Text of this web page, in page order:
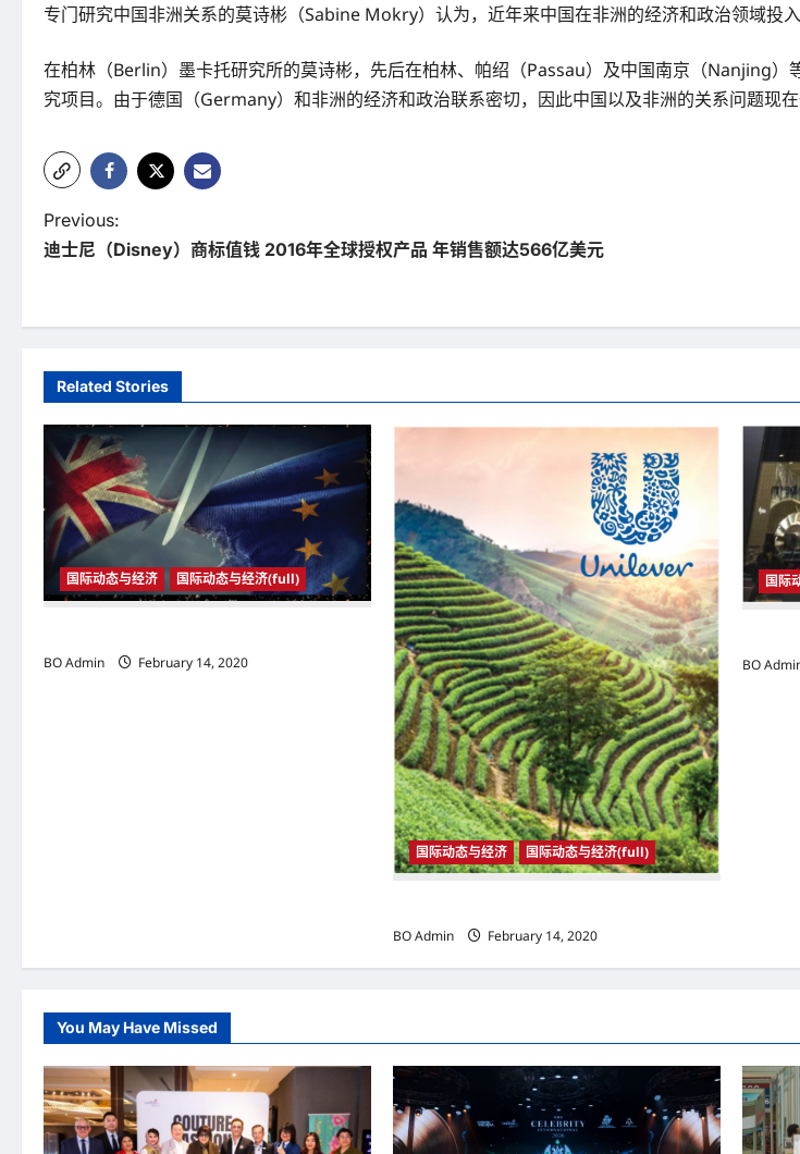
专门研究中国非洲关系的莫诗彬（Sabine Mokry）认为，近年来中国在非洲的经济和政治领域投
在柏林（Berlin）墨卡托研究所的莫诗彬，先后在柏林、帕绍（Passau）及中国南京（Nanjing
究项目。由于德国（Germany）和非洲的经济和政治联系密切，因此中国以及非洲的关系问题现在
P
o
n
a
v
g
a
i
Previous:
迪士尼（Disney）商标值钱 2016年全球授权产品 年销售额达566亿美元
Related Stories
国际动态与经济 国际动态与经济(full)
BO Admin
February 14, 2020
国际动态与经济 国际动态与经济(full)
BO Admin
February 14, 2020
国际
BO
You May Have Missed